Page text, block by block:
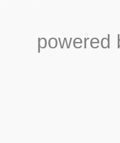
powered